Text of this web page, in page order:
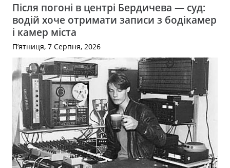
Після погоні в центрі Бердичева — суд:
водій хоче отримати записи з бодікамер
і камер міста
П’ятниця, 7 Серпня, 2026